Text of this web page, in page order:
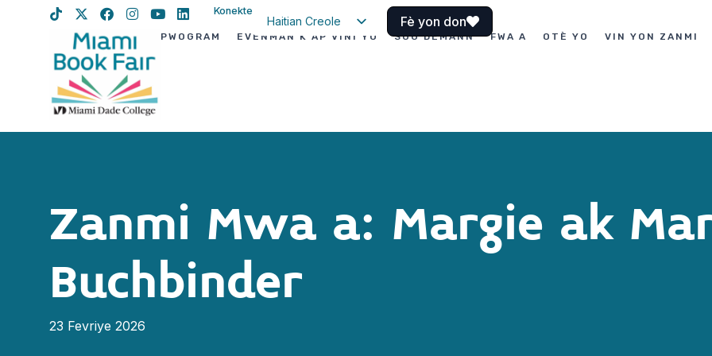
Konekte
Haitian Creole
Fè yon don
PWOGRAM EVÈNMAN K AP VINI YO SOU DEMANN FWA A OTÈ YO VIN YON ZANMI
Zanmi Mwa a: Margie ak
Buchbinder
23 Fevriye 2026